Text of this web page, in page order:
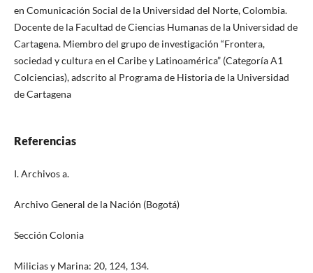
en Comunicación Social de la Universidad del Norte, Colombia.
Docente de la Facultad de Ciencias Humanas de la Universidad de
Cartagena. Miembro del grupo de investigación “Frontera,
sociedad y cultura en el Caribe y Latinoamérica” (Categoría A1
Colciencias), adscrito al Programa de Historia de la Universidad
de Cartagena
Referencias
I. Archivos a.
Archivo General de la Nación (Bogotá)
Sección Colonia
Milicias y Marina: 20, 124, 134.